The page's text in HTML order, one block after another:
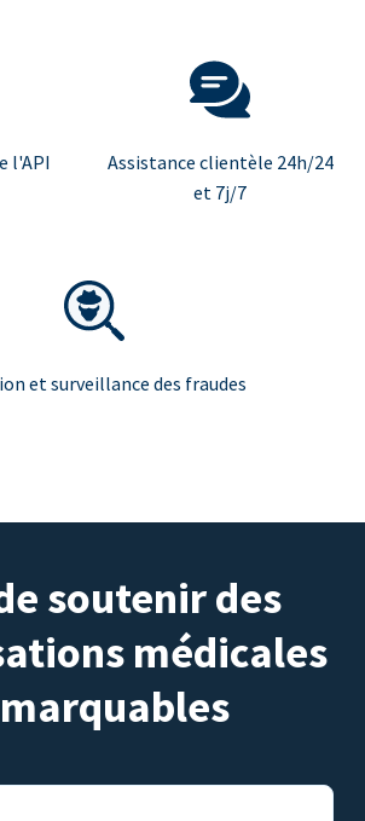
l'API
Assistance clientèle 24h/24
et 7j/7
et surveillance des fraudes
soutenir des
médicales